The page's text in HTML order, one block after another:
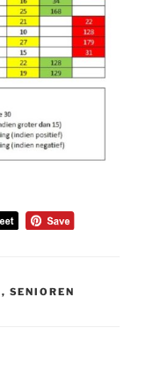
, SENIOREN